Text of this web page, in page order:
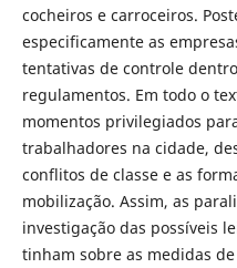
cocheiros e carroceiros.
especificamente as
tentativas de controle
regulamentos. Em todo o
momentos privilegiados
trabalhadores na cidade,
conflitos de classe e as
mobilização. Assim, as
investigação das possíveis
tinham sobre as medidas